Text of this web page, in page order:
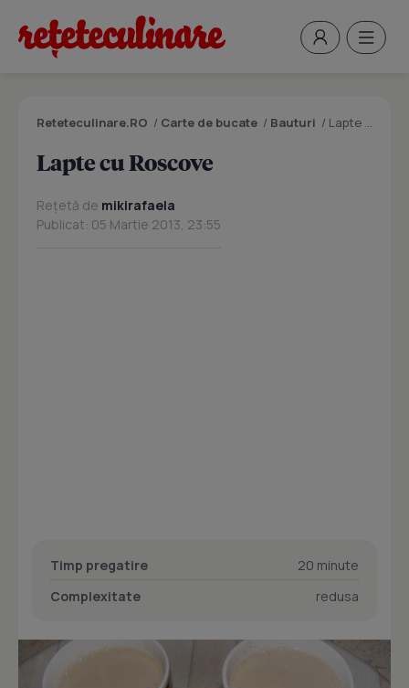
Reteteculinare.RO / Carte de bucate / Bauturi / Lapte cu Roscove
Lapte cu Roscove
Rețetă de mikirafaela
Publicat: 05 Martie 2013, 23:55
Timp pregatire
20 minute
Complexitate
redusa